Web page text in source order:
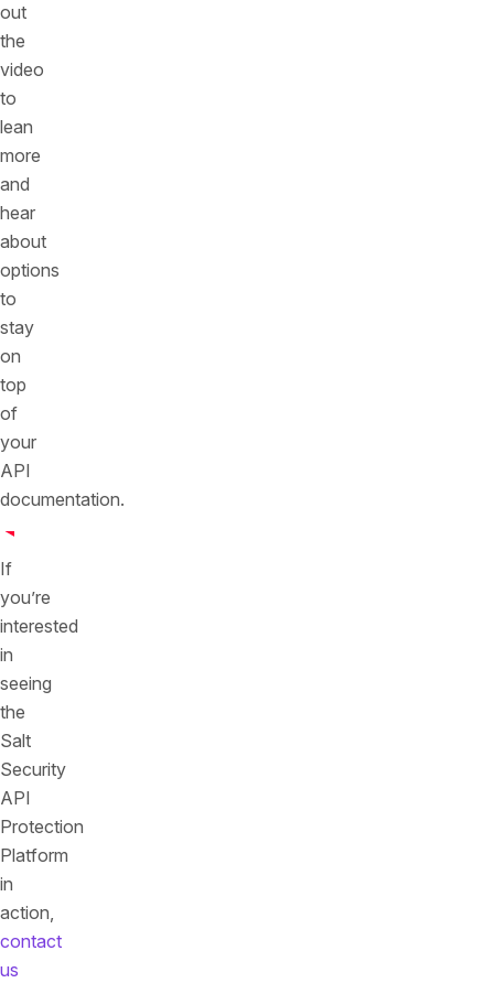
out
the
video
to
lean
more
and
hear
about
options
to
stay
on
top
of
your
API
documentation.
If
you’re
interested
in
seeing
the
Salt
Security
API
Protection
Platform
in
action,
contact
us